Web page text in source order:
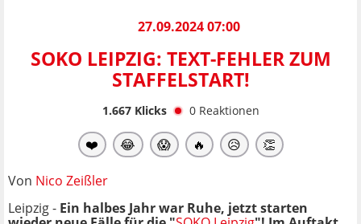
27.09.2024 07:00
SOKO LEIPZIG: TEXT-FEHLER ZUM
STAFFELSTART!
1.667Klicks 0 Reaktionen
❤️ 😂 😱 🔥 😥 👏
Von Nico Zeißler
Leipzig - Ein halbes Jahr war Ruhe, jetzt starten